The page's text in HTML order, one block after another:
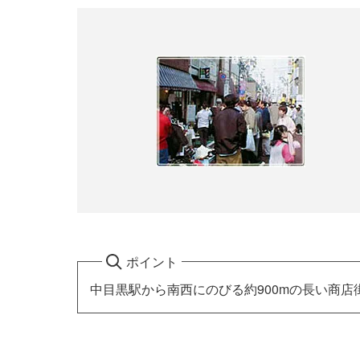
ポイント
中目黒駅から南西にのびる約900mの長い商店